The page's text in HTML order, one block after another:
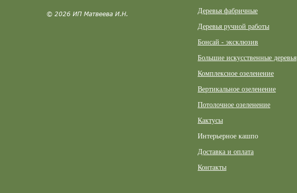
© 2026 ИП Матвеева И.Н. Деревья фабричные
Деревья ручной работы
Бонсай - эксклюзив
Большие искусственные деревья
Комплексное озеленение
Вертикальное озеленение
Потолочное озеленение
Кактусы
Интерьерное кашпо
Доставка и оплата
Контакты